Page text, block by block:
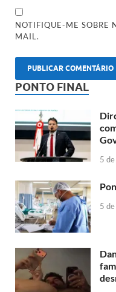
NOTIFIQUE-ME SOBRE
MAIL.
PONTO FINAL
5
5